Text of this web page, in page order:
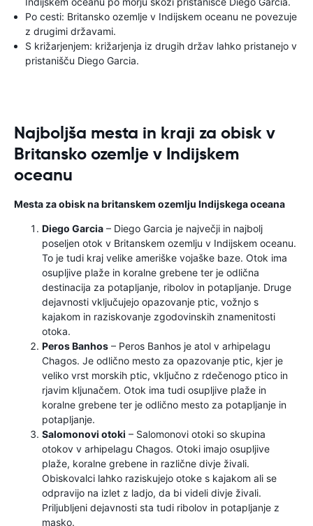
Po cesti: Britansko ozemlje v Indijskem oceanu ne povezuje
z drugimi državami.
S križarjenjem: križarjenja iz drugih držav lahko pristanejo v
pristanišču Diego Garcia.
Najboljša mesta in kraji za obisk v
Britansko ozemlje v Indijskem
oceanu
Mesta za obisk na britanskem ozemlju Indijskega oceana
Diego Garcia – Diego Garcia je največji in najbolj
poseljen otok v Britanskem ozemlju v Indijskem oceanu.
To je tudi kraj velike ameriške vojaške baze. Otok ima
osupljive plaže in koralne grebene ter je odlična
destinacija za potapljanje, ribolov in potapljanje. Druge
dejavnosti vključujejo opazovanje ptic, vožnjo s
kajakom in raziskovanje zgodovinskih znamenitosti
otoka.
Peros Banhos – Peros Banhos je atol v arhipelagu
Chagos. Je odlično mesto za opazovanje ptic, kjer je
veliko vrst morskih ptic, vključno z rdečenogo ptico in
rjavim kljunačem. Otok ima tudi osupljive plaže in
koralne grebene ter je odlično mesto za potapljanje in
potapljanje.
Salomonovi otoki – Salomonovi otoki so skupina
otokov v arhipelagu Chagos. Otoki imajo osupljive
plaže, koralne grebene in različne divje živali.
Obiskovalci lahko raziskujejo otoke s kajakom ali se
odpravijo na izlet z ladjo, da bi videli divje živali.
Priljubljeni dejavnosti sta tudi ribolov in potapljanje z
masko.